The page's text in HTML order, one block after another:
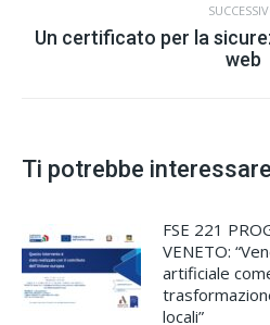
di
Un certificato per la
web
Ti potrebbe
FSE 221
VENETO:
artificiale
locali”